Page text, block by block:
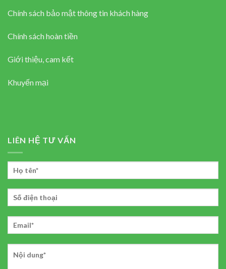
Chính sách bảo mật thông tin khách hàng
Chính sách hoàn tiền
Giới thiệu, cam kết
Khuyến mại
LIÊN HỆ TƯ VẤN